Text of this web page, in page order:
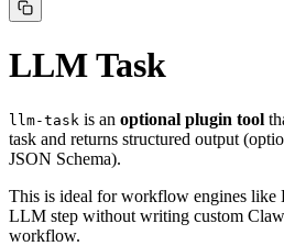
LLM Task
llm-task is an optional plugin tool
task and returns structured output
JSON Schema).
This is ideal for workflow engines like
LLM step without writing custom
workflow.